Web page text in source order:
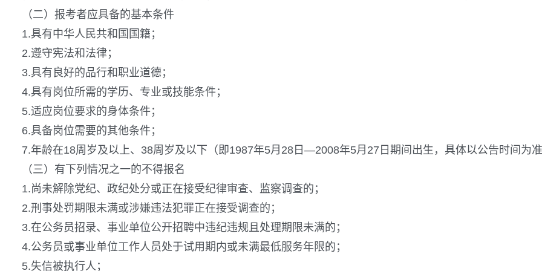
（二）报考者应具备的基本条件
1.具有中华人民共和国国籍；
2.遵守宪法和法律；
3.具有良好的品行和职业道德；
4.具有岗位所需的学历、专业或技能条件；
5.适应岗位要求的身体条件；
6.具备岗位需要的其他条件；
7.年龄在18周岁及以上、38周岁及以下（即1987年5月28日—2008年5月27日期间出生，具体以公告时间为
（三）有下列情况之一的不得报名
1.尚未解除党纪、政纪处分或正在接受纪律审查、监察调查的；
2.刑事处罚期限未满或涉嫌违法犯罪正在接受调查的；
3.在公务员招录、事业单位公开招聘中违纪违规且处理期限未满的；
4.公务员或事业单位工作人员处于试用期内或未满最低服务年限的；
5.失信被执行人；